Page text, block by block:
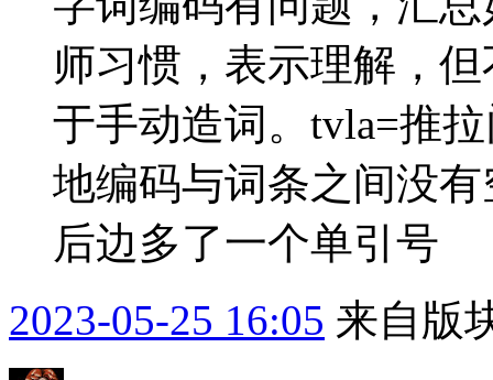
师习惯，表示理解，
于手动造词。tvla=推
地编码与词条之间没
后边多了一个单引号
2023-05-25 16:05 来自版